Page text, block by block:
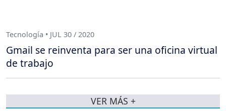
Tecnología • JUL 30 / 2020
Gmail se reinventa para ser una oficina virtual
de trabajo
VER MÁS +